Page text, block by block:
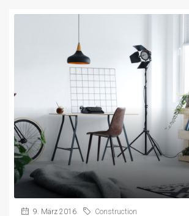
9. März 2016 Construction